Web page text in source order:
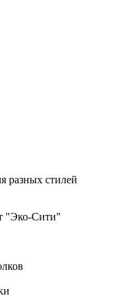
разных стилей
"Эко-Сити"